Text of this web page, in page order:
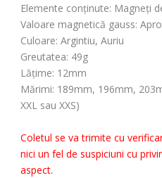
Elemente conţinute: Magneţi
Valoare magnetică gauss:
Culoare: Argintiu, Auriu
Greutatea: 49g
Lăţime: 12mm
Mărimi: 189mm, 196mm,
XXL sau XXS)
Coletul se va trimite cu
nici un fel de suspiciuni cu
aspect.